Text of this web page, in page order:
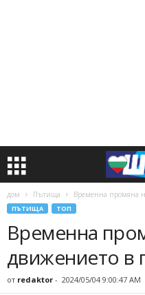
дом Пътища Временна промяна
ПЪТИЩА ТОП
Временна
движението в
от redaktor - 2024/05/04 9:00:47 AM